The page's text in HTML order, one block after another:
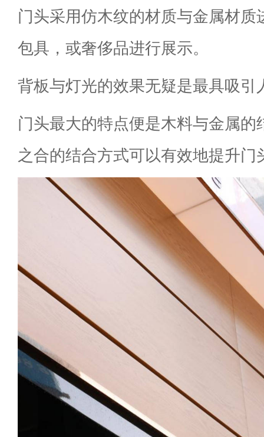
门头采用仿木纹的材质与金属材质
包具，或奢侈品进行展示。
背板与灯光的效果无疑是最具吸引
门头最大的特点便是木料与金属的
之合的结合方式可以有效地提升门